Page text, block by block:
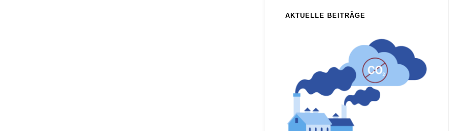
AKTUELLE BEITRÄGE